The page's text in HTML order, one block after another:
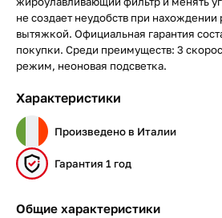
не создает неудобств при
вытяжкой. Официальная гарантия
покупки. Среди преимуществ: 3
режим, неоновая подсветка.
Характеристики
Произведено в Италии
Гарантия 1 год
Общие характеристики